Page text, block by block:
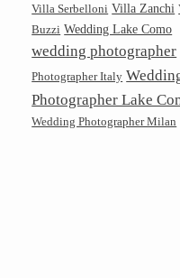
Villa Serbelloni Villa Zanchi
Buzzi Wedding Lake Como
wedding photographer
Photographer Italy
Photographer Lake
Wedding Photographer Milan